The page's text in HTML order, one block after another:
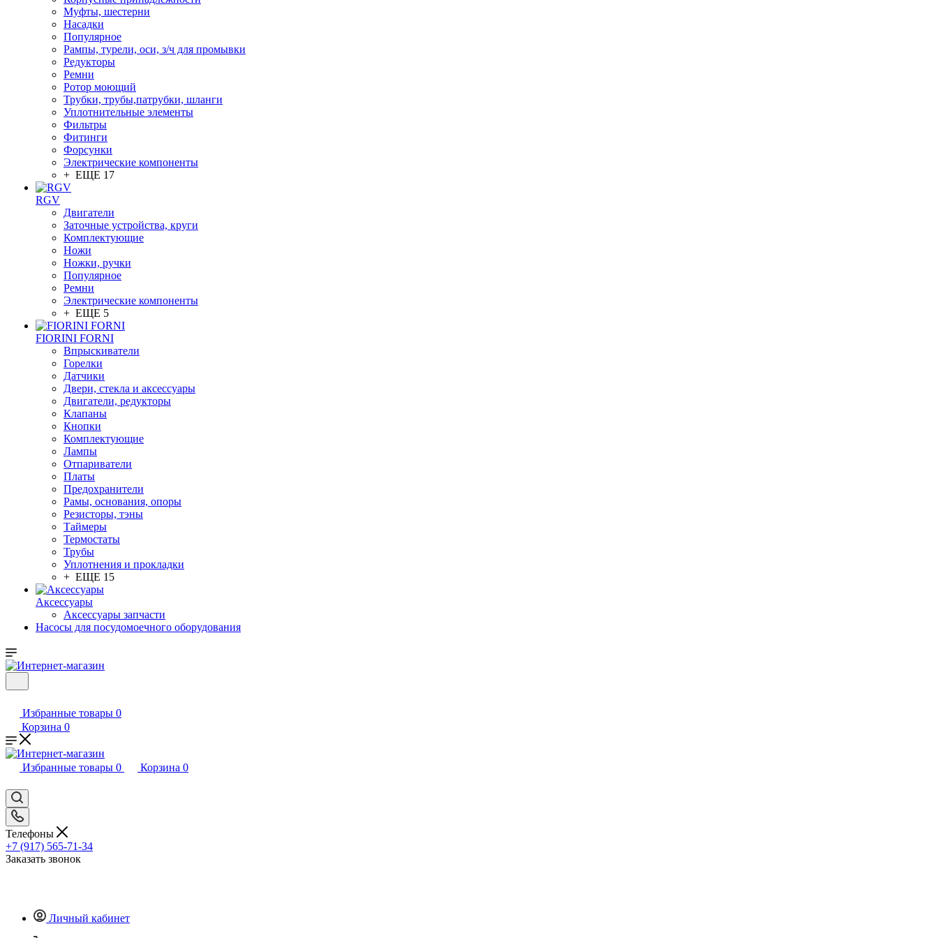
Муфты, шестерни
Насадки
Популярное
Рампы, турели, оси, з/ч для промывки
Редукторы
Ремни
Ротор моющий
Трубки, трубы,патрубки, шланги
Уплотнительные элементы
Фильтры
Фитинги
Форсунки
Электрические компоненты
+ ЕЩЕ 17
RGV
Двигатели
Заточные устройства, круги
Комплектующие
Ножи
Ножки, ручки
Популярное
Ремни
Электрические компоненты
+ ЕЩЕ 5
FIORINI FORNI
Впрыскиватели
Горелки
Датчики
Двери, стекла и аксессуары
Двигатели, редукторы
Клапаны
Кнопки
Комплектующие
Лампы
Отпариватели
Платы
Предохранители
Рамы, основания, опоры
Резисторы, тэны
Таймеры
Термостаты
Трубы
Уплотнения и прокладки
+ ЕЩЕ 15
Аксессуары
Аксессуары запчасти
Насосы для посудомоечного оборудования
Избранные товары 0
Корзина 0
Избранные товары 0 Корзина 0
Телефоны
+7 (917) 565-71-34
Заказать звонок
Личный кабинет